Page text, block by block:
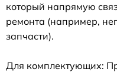
который напрямую
ремонта (например,
запчасти).
Для комплектующих: